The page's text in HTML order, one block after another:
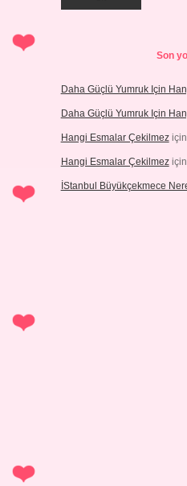
Son
Daha Güçlü Yumruk Için
Daha Güçlü Yumruk Için
Hangi Esmalar Çekilmeziçin
Hangi Esmalar Çekilmeziçin
İStanbul Büyükçekmece